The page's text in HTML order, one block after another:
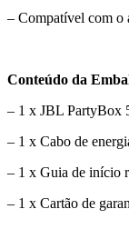
– Compatível com
Conteúdo da
– 1 x JBL PartyBox
– 1 x Cabo de
– 1 x Guia de início
– 1 x Cartão de